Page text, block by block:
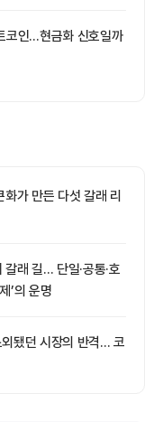
코인…현금화 신호일까
가 만든 다섯 갈래 리
래 길… 단일·공통·호
’의 운명
됐던 시장의 반격… 코